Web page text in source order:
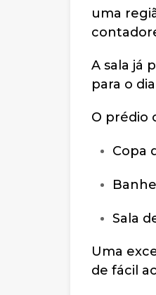
uma
A sala já
para o
O prédio
Copa
Sala
Uma
de fácil